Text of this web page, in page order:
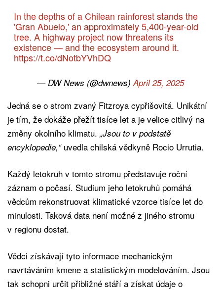
In the depths of a Chilean rainforest stands the
'Gran Abuelo,' an approximately 5,400-year-old
tree. A highway project now threatens its
existence — and the ecosystem around it.
https://t.co/dNotbYVhDQ
— DW News (@dwnews) April 25, 2025
Jedná se o strom zvaný Fitzroya cypřišovitá. Unikátní
je tím, že dokáže přežít tisíce let a je velice citlivý na
změny okolního klimatu. „Jsou to v podstatě
encyklopedie,“uvedla chilská vědkyně Rocio Urrutia.
Každý letokruh v tomto stromu představuje roční
záznam o počasí. Studium jeho letokruhů pomáhá
vědcům rekonstruovat klimatické vzorce tisíce let do
minulosti. Taková data není možné z jiného stromu
v regionu dostat.
Vědci získávají tyto informace mechanickým
navrtáváním kmene a statistickým modelováním. Jsou
tak schopni určit přibližné stáří a získat údaje o